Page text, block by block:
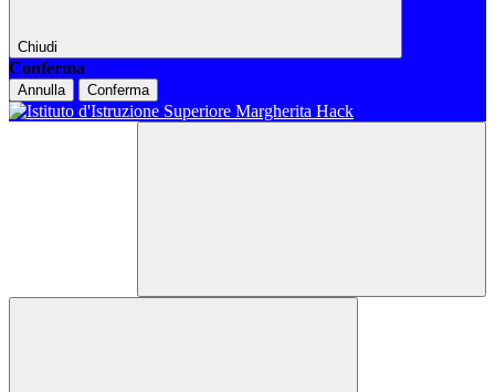
Chiudi
Conferma
Annulla Conferma